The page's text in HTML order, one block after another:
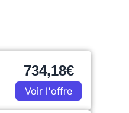
734,18€
Voir l'offre